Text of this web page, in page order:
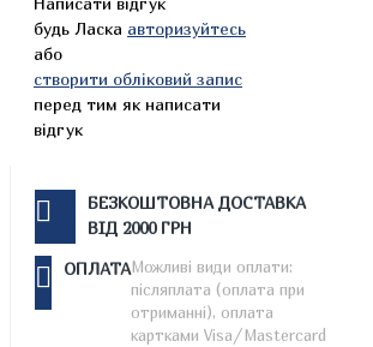
будь Ласка авторизуйтесь
або
створити обліковий запис
перед тим як написати
відгук
БЕЗКОШТОВНА ДОСТАВКА
ВІД 2000 ГРН
ОПЛАТАМожливі види оплати:
післяплата (оплата при
отриманні), оплата
картками Visa/Mastercard